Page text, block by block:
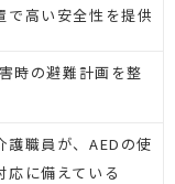
で高い安全性を提供
時の避難計画を整
護職員が、AEDの使
応に備えている